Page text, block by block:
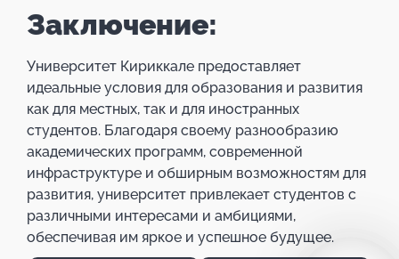
Заключение:
Университет Кириккале предоставляет
идеальные условия для образования и развития
как для местных, так и для иностранных
студентов. Благодаря своему разнообразию
академических программ, современной
инфраструктуре и обширным возможностям для
развития, университет привлекает студентов с
различными интересами и амбициями,
обеспечивая им яркое и успешное будущее.